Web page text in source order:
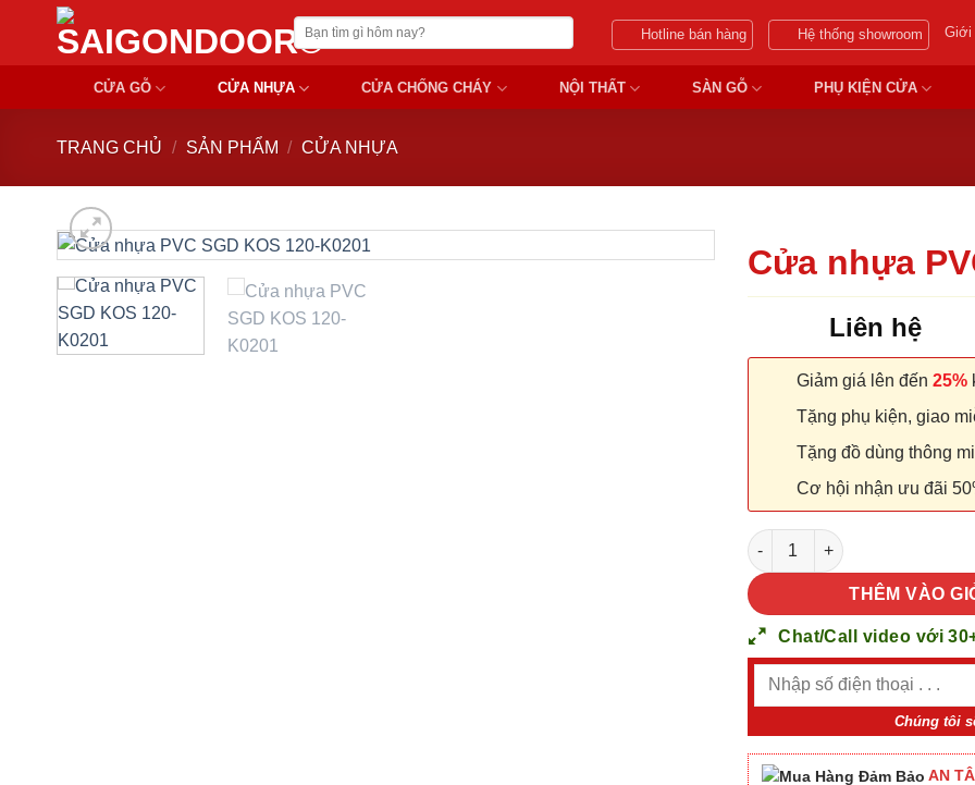
Chuyển
nội
Tìm
kiếm:
Hotline bán hàng Hệ thống showroom Giới
CỬA GỖ CỬA NHỰA CỬA CHỐNG CHÁY NỘI THẤT SÀN GỖ PHỤ KIỆN CỬA
TRANG CHỦ / SẢN PHẨM / CỬA NHỰA
Cửa nhựa
Liên hệ
Giảm giá lên đến 25%
Tặng phụ kiện, giao
Tặng đồ dùng thông
Cơ hội nhận ưu đãi
Cửa nhựa PVC SGD KOS 120-
THÊM VÀO
Chat/Call video với
Chúng tôi
AN